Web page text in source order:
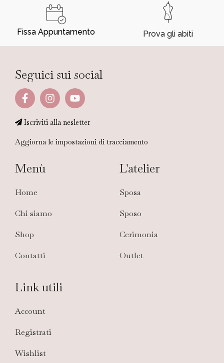
Fissa Appuntamento Prova gli abiti
Seguici sui social
Iscriviti alla nesletter
Aggiorna le impostazioni di tracciamento
Menù
Home
Chi siamo
Shop
Contatti
L'atelier
Sposa
Sposo
Cerimonia
Outlet
Link utili
Account
Registrati
Wishlist